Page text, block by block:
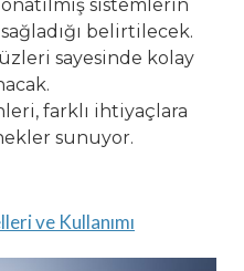
sistemlerin
belirtilecek.
sayesinde kolay
farklı ihtiyaçlara
sunuyor.
ve Kullanımı